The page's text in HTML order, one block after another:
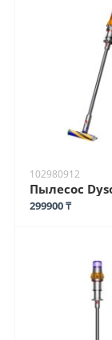
102980912
299900 ₸